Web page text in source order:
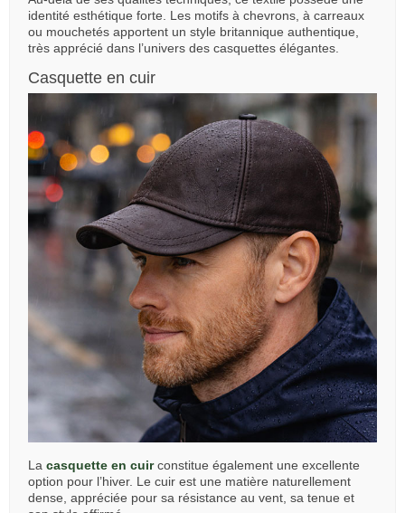
identité esthétique forte. Les motifs à chevrons, à carreaux
ou mouchetés apportent un style britannique authentique,
très apprécié dans l’univers des casquettes élégantes.
Casquette en cuir
La casquette en cuirconstitue également une excellente
option pour l’hiver. Le cuir est une matière naturellement
dense, appréciée pour sa résistance au vent, sa tenue et